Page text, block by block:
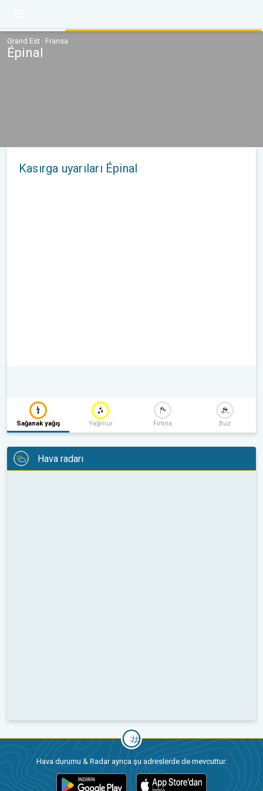
Grand Est · Fransa
Épinal
Kasırga uyarıları Épinal
Sağanak yağış Yağmur Fırtına Buz
Hava radarı
Hava durumu & Radar ayrıca şu adreslerde de mevcuttur: